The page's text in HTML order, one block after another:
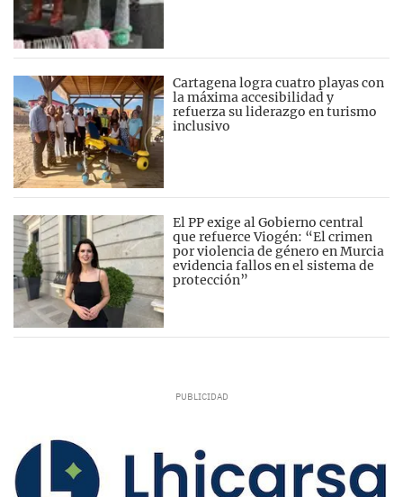
Cartagena logra cuatro playas con
la máxima accesibilidad y
refuerza su liderazgo en turismo
inclusivo
El PP exige al Gobierno central
que refuerce Viogén: “El crimen
por violencia de género en Murcia
evidencia fallos en el sistema de
protección”